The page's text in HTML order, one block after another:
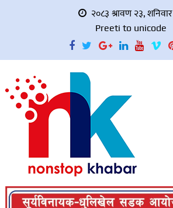
२०८३ श्रावण २३, शनिवार
Preeti to unicode